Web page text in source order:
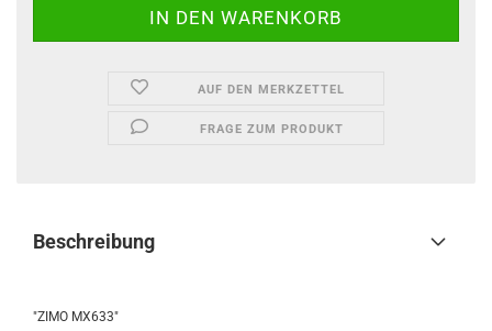
AUF DEN MERKZETTEL
FRAGE ZUM PRODUKT
Beschreibung
"ZIMO MX633"